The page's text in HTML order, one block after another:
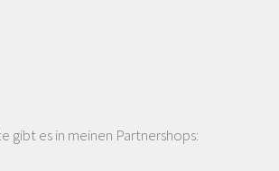
gibt es in meinen Partnershops: